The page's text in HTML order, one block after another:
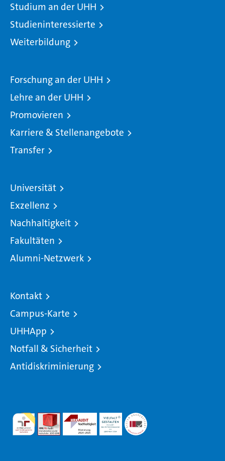
Studium an der UHH
Studieninteressierte
Weiterbildung
Forschung an der UHH
Lehre an der UHH
Promovieren
Karriere & Stellenangebote
Transfer
Universität
Exzellenz
Nachhaltigkeit
Fakultäten
Alumni-Netzwerk
Kontakt
Campus-Karte
UHHApp
Notfall & Sicherheit
Antidiskriminierung